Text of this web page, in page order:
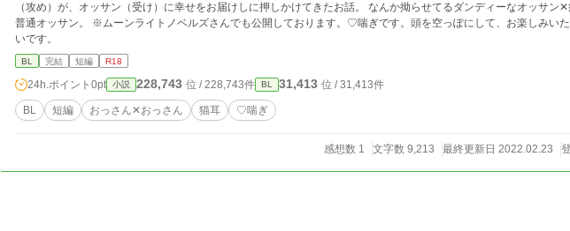
（攻め）が、オッサン（受け）に幸せをお届けしに押しかけてきたお話。 なんか拗らせてるダンディーなオッサン✕疲れた男前より
普通オッサン。 ※ムーンライトノベルズさんでも公開しております。♡喘ぎです。頭を空っぽにして、お楽しみいただけますと嬉し
いです。
BL 完結 短編 R18
24h.ポイント 0pt 小説 228,743 位 / 228,743件 BL 31,413 位 / 31,413件
BL 短編 おっさん✕おっさん 猫耳 ♡喘ぎ
感想数 1 文字数 9,213 最終更新日 2022.02.23